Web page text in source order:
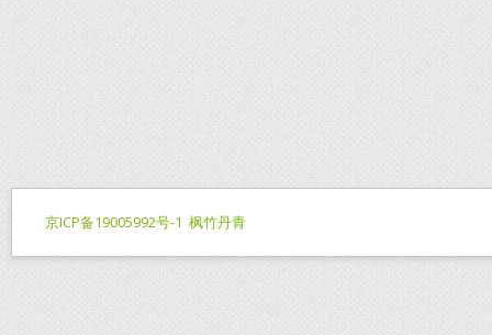
京ICP备19005992号-1 枫竹丹青